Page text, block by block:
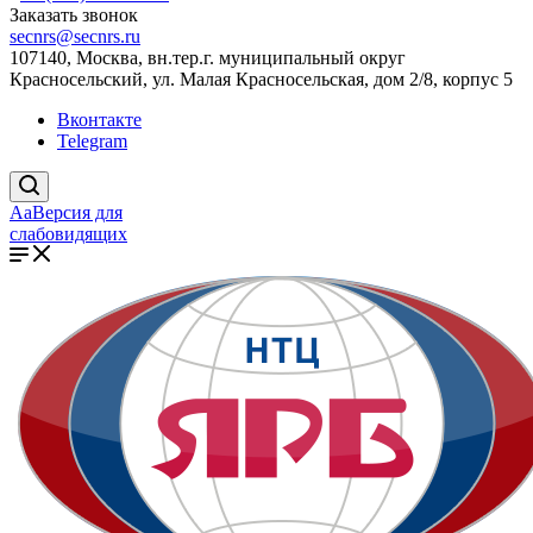
Заказать звонок
secnrs@secnrs.ru
107140, Москва, вн.тер.г. муниципальный округ
Красносельский, ул. Малая Красносельская, дом 2/8, корпус 5
Вконтакте
Telegram
AaВерсия для
слабовидящих